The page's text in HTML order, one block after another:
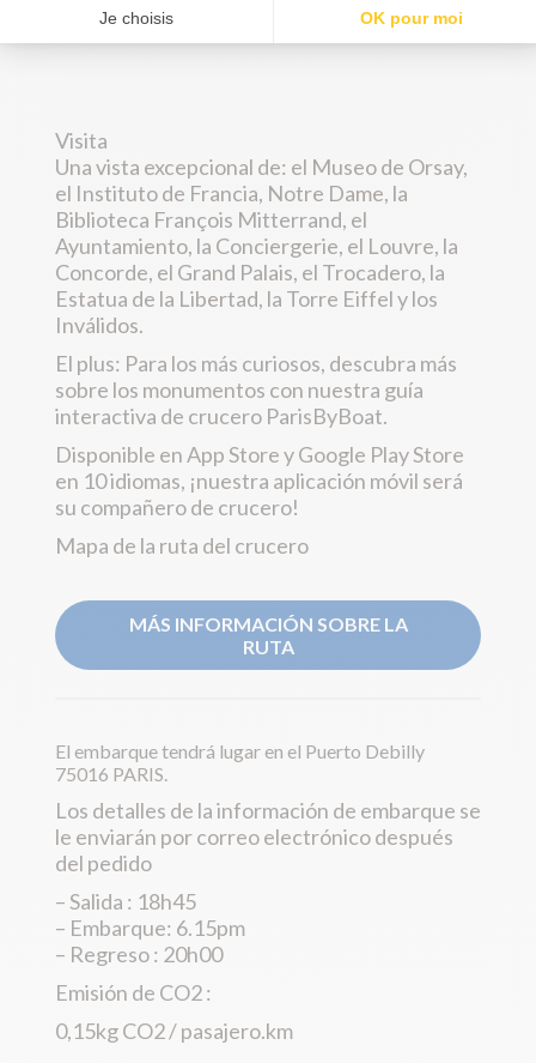
máx. 60 euros
Visita
Una vista excepcional de: el Museo de Orsay,
el Instituto de Francia, Notre Dame, la
Biblioteca François Mitterrand, el
Ayuntamiento, la Conciergerie, el Louvre, la
Concorde, el Grand Palais, el Trocadero, la
Estatua de la Libertad, la Torre Eiffel y los
Inválidos.
El plus: Para los más curiosos, descubra más
sobre los monumentos con nuestra guía
interactiva de crucero ParisByBoat.
Disponible en App Store y Google Play Store
en 10 idiomas, ¡nuestra aplicación móvil será
su compañero de crucero!
Mapa de la ruta del crucero
MÁS INFORMACIÓN SOBRE LA
RUTA
El embarque tendrá lugar en el Puerto Debilly
75016 PARIS.
Los detalles de la información de embarque se
le enviarán por correo electrónico después
del pedido
– Salida : 18h45
– Embarque: 6.15pm
– Regreso : 20h00
Emisión de CO2 :
0,15kg CO2 / pasajero.km